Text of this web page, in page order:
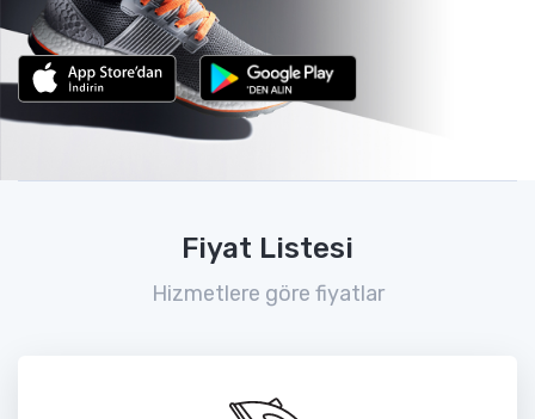
Fiyat Listesi
Hizmetlere göre fiyatlar